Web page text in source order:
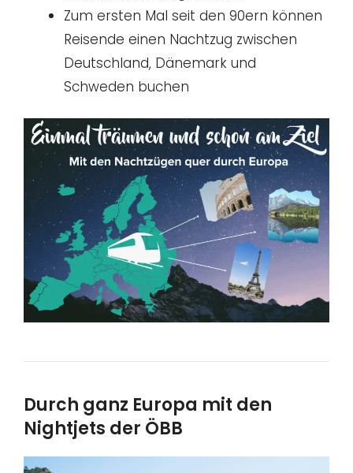
Zum ersten Mal seit den 90ern können
Reisende einen Nachtzug zwischen
Deutschland, Dänemark und
Schweden buchen
Durch ganz Europa mit den
Nightjets der ÖBB